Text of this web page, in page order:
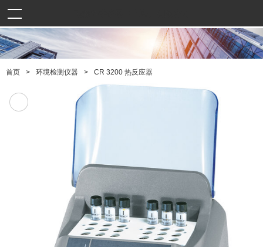
首页 > 环境检测仪器 > CR 3200 热反应器